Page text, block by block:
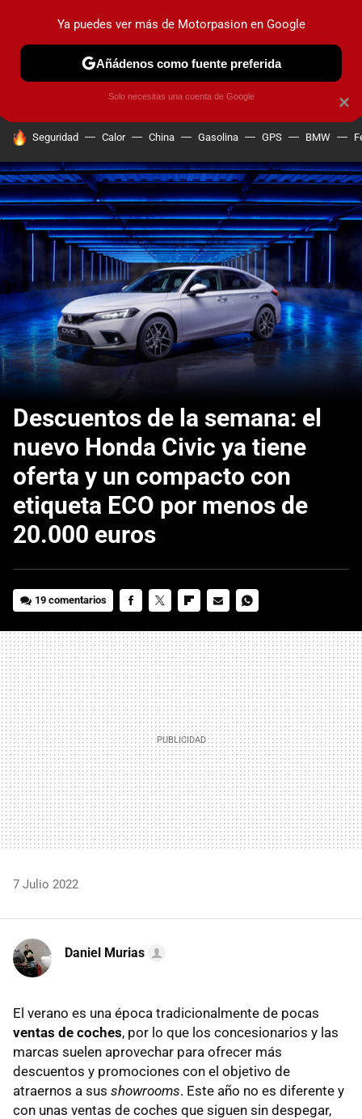
PRUEBAS COCHES ELÉCTRICOS OBSERVATORIO
HOY SE HABLA DE
Seguridad Calor China Gasolina GPS BMW
Descuentos de la semana: el
nuevo Honda Civic ya tiene
oferta y un compacto con
etiqueta ECO por menos de
20.000 euros
19 comentarios
MAIL
7 Julio 2022
Daniel Murias
El verano es una época tradicionalmente de pocas
ventas de coches, por lo que los concesionarios y las
marcas suelen aprovechar para ofrecer más
descuentos y promociones con el objetivo de
atraernos a sus showrooms. Este año no es diferente y
con unas ventas de coches que siguen sin despegar,
×
Ya puedes ver más de Motorpasion en Google
Añádenos como fuente preferida
Solo necesitas una cuenta de Google